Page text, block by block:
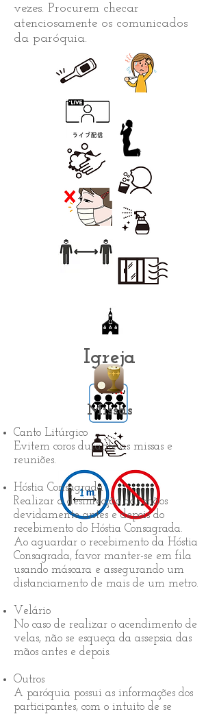
Igreja
vezes. Procurem checar
atenciosamente os comunicados
da paróquia.
Canto Litúrgico
​Evitem coros durante as missas e
reuniões.
Hóstia Consagrada
Realizar a desinfecção das mãos
devidamente antes e depois do
recebimento do Hóstia Consagrada.
Ao aguardar o recebimento da Hóstia
Consagrada, favor manter-se em fila
usando máscara e assegurando um
distanciamento de mais de um metro.
Velário
No caso de realizar o acendimento de
velas, não se esqueça da assepsia das
mãos antes e depois.
Outros
A paróquia possui as informações dos
participantes, com o intuito de se
Missas